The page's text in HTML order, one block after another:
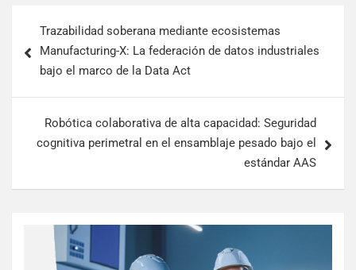
Trazabilidad soberana mediante ecosistemas
Manufacturing-X: La federación de datos industriales
bajo el marco de la Data Act
Robótica colaborativa de alta capacidad: Seguridad
cognitiva perimetral en el ensamblaje pesado bajo el
estándar AAS